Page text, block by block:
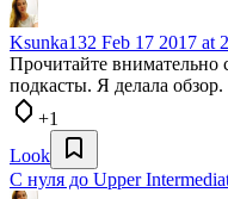
Ksunka132 Feb 17 2017 at
Прочитайте внимательно
подкасты. Я делала обзор.
+1
Look
С нуля до Upper